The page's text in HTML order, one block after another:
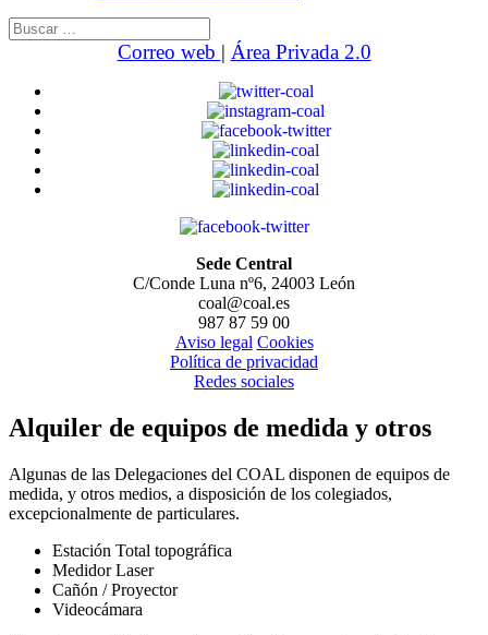
Buscar:
Correo web | Área Privada 2.0
Sede Central
C/Conde Luna nº6, 24003 León
coal@coal.es
987 87 59 00
Aviso legal Cookies
Política de privacidad
Redes sociales
Alquiler de equipos de medida y otros
Algunas de las Delegaciones del COAL disponen de equipos de
medida, y otros medios, a disposición de los colegiados,
excepcionalmente de particulares.
Estación Total topográfica
Medidor Laser
Cañón / Proyector
Videocámara